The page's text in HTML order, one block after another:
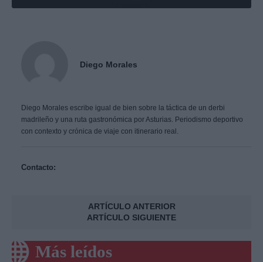
Diego Morales
Diego Morales escribe igual de bien sobre la táctica de un derbi
madrileño y una ruta gastronómica por Asturias. Periodismo deportivo
con contexto y crónica de viaje con itinerario real.
Contacto:
ARTÍCULO ANTERIOR
ARTÍCULO SIGUIENTE
Más leídos